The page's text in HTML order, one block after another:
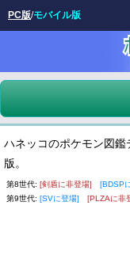
ハネッコのポケモン図
版。
第8世代: [剣盾に非登場] [BDSP
第9世代: [SVに登場] [PLZAに非
PC版/モバイル版